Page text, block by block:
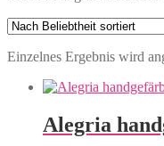
Einzelnes Ergebnis wird
Alegria